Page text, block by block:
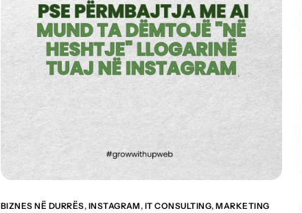
BIZNES NË DURRËS, INSTAGRAM, IT CONSULTING,MARKETING